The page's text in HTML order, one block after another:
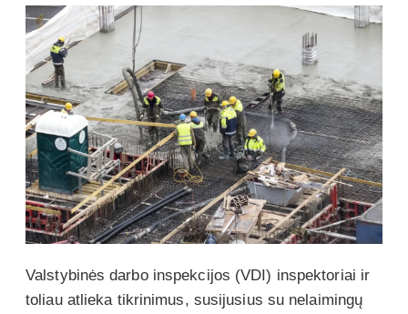
Valstybinės darbo inspekcijos (VDI) inspektoriai ir
toliau atlieka tikrinimus, susijusius su nelaimingų